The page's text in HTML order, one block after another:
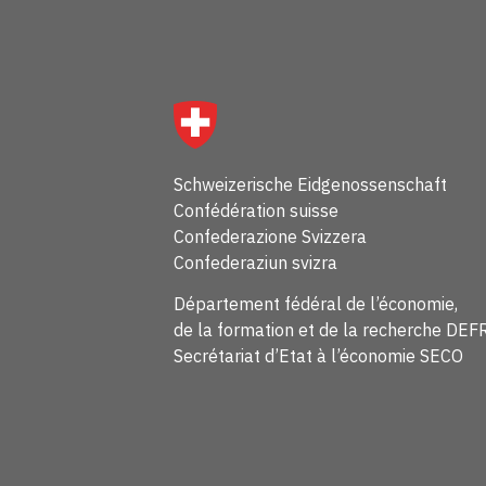
Schweizerische Eidgenossenschaft
Confédération suisse
Confederazione Svizzera
Confederaziun svizra
Département fédéral de l’économie,
de la formation et de la recherche
Secrétariat d’Etat à l’économie SECO